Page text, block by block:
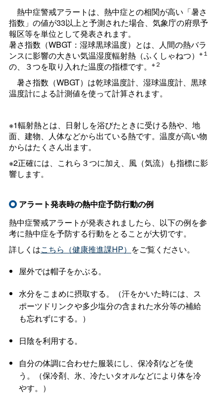
熱中症警戒アラートは、熱中症との相関が高い「暑さ
指数」の値が33以上と予測された場合、気象庁の府県予
報区等を単位として発表されます。
暑さ指数（WBGT：湿球黒球温度）とは、人間の熱バラ
ンスに影響の大きい気温湿度輻射熱（ふくしゃねつ） ※１
の、３つを取り入れた温度の指標です。 ※２
暑さ指数（WBGT）は乾球温度計、湿球温度計、黒球
温度計による計測値を使って計算されます。
※1輻射熱とは、日射しを浴びたときに受ける熱や、地
面、建物、人体などから出ている熱です。温度が高い物
からはたくさん出ます。
※2正確には、これら３つに加え、風（気流）も指標に影
響します。
アラート発表時の熱中症予防行動の例
熱中症警戒アラートが発表されましたら、以下の例を参
考に熱中症を予防する行動をとることが大切です。
詳しくはこちら（健康推進課HP） をご覧ください。
屋外では帽子をかぶる。
水分をこまめに摂取する。（汗をかいた時には、ス
ポーツドリンクや多少塩分の含まれた水分等の補給
も忘れずにする。）
日陰を利用する。
自分の体調に合わせた服装にし、保冷剤などを使
う。（保冷剤、氷、冷たいタオルなどにより体を冷
やす。）